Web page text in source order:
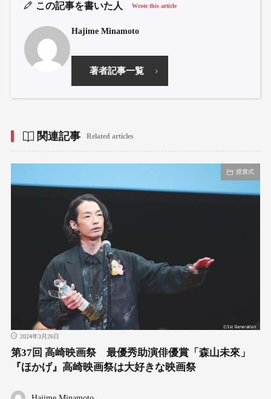
この記事を書いた人 Wrote this article
Hajime Minamoto
著者記事一覧
関連記事 Related articles
授賞式
2024年3月26日
第37回 高崎映画祭 最優秀助演俳優賞「森山未來」
『ほかげ』高崎映画祭は大好きな映画祭